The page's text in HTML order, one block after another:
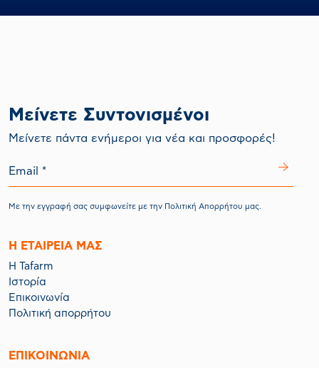
Μείνετε Συντονισμένοι
Mείνετε πάντα ενήμεροι για νέα και προσφορές!
Με την εγγραφή σας συμφωνείτε με την Πολιτική Απορρήτου μας.
Η ΕΤΑΙΡΕΙΑ ΜΑΣ
Η Tafarm
Ιστορία
Επικοινωνία
Πολιτική απορρήτου
ΕΠΙΚΟΙΝΩΝΙΑ